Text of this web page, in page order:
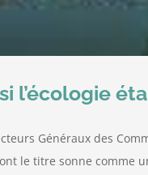
l’écologie
Généraux des
le titre sonne comme